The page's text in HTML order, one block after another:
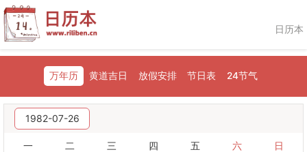
日历本
万年历 黄道吉日 放假安排 节日表 24节气
1982-07-26
一 二 三 四 五 六 日